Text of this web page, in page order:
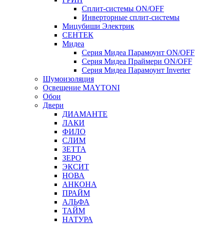
Сплит-системы ON/OFF
Инверторные сплит-системы
Мицубиши Электрик
СЕНТЕК
Мидеа
Серия Мидеа Парамоунт ON/OFF
Серия Мидеа Праймери ON/OFF
Серия Мидеа Парамоунт Inverter
Шумоизоляция
Освещение MAYTONI
Обои
Двери
ДИАМАНТЕ
ЛАКИ
ФИЛО
СЛИМ
ЗЕТТА
ЗЕРО
ЭКСИТ
НОВА
АНКОНА
ПРАЙМ
АЛЬФА
ТАЙМ
НАТУРА